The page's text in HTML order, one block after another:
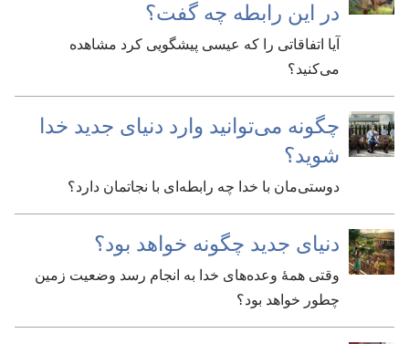
در این رابطه چه گفت؟‏
آیا اتفاقاتی را که عیسی پیشگویی کرد مشاهده
می‌کنید؟‏
چگونه می‌توانید وارد دنیای جدید خدا
شوید؟‏
دوستی‌مان با خدا چه رابطه‌ای با نجاتمان دارد؟‏
دنیای جدید چگونه خواهد بود؟‏
وقتی همهٔ وعده‌های خدا به انجام رسد وضعیت زمین
چطور خواهد بود؟‏